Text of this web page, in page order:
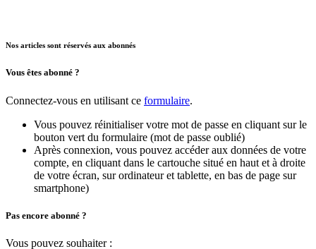
Nos articles sont réservés aux abonnés
Vous êtes abonné ?
Connectez-vous en utilisant ce formulaire.
Vous pouvez réinitialiser votre mot de passe en cliquant sur le
bouton vert du formulaire (mot de passe oublié)
Après connexion, vous pouvez accéder aux données de votre
compte, en cliquant dans le cartouche situé en haut et à droite
de votre écran, sur ordinateur et tablette, en bas de page sur
smartphone)
Pas encore abonné ?
Vous pouvez souhaiter :